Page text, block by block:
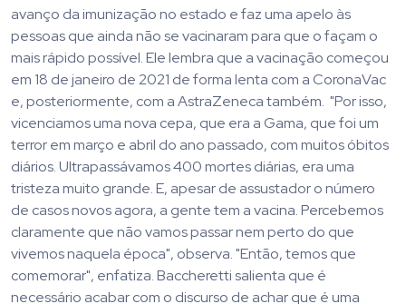
avanço da imunização no estado e faz uma apelo às
pessoas que ainda não se vacinaram para que o façam o
mais rápido possível. Ele lembra que a vacinação começou
em 18 de janeiro de 2021 de forma lenta com a CoronaVac
e, posteriormente, com a AstraZeneca também. "Por isso,
vicenciamos uma nova cepa, que era a Gama, que foi um
terror em março e abril do ano passado, com muitos óbitos
diários. Ultrapassávamos 400 mortes diárias, era uma
tristeza muito grande. E, apesar de assustador o número
de casos novos agora, a gente tem a vacina. Percebemos
claramente que não vamos passar nem perto do que
vivemos naquela época", observa. "Então, temos que
comemorar", enfatiza. Baccheretti salienta que é
necessário acabar com o discurso de achar que é uma